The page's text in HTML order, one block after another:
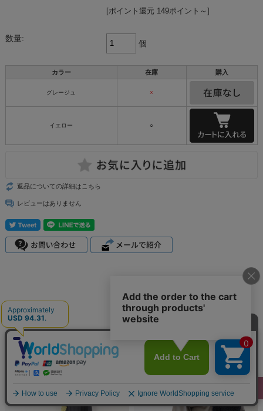
[ポイント還元 149ポイント～]
数量:
個
カラー 在庫 購入
グレージュ ×
イエロー ○
返品についての詳細はこちら
レビューはありません
こちらも一緒に見られています。